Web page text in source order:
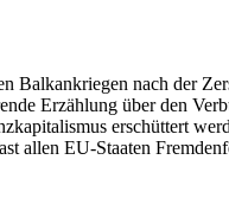
nach der
Erzählung über den
erschüttert
allen EU-Staaten